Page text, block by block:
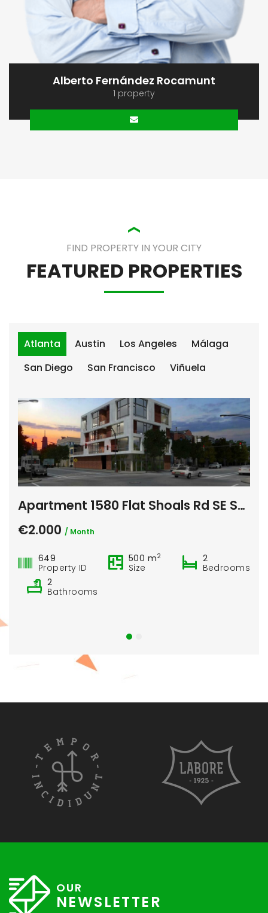
Alberto Fernández Rocamunt
1 property
FIND PROPERTY IN YOUR CITY
FEATURED PROPERTIES
Atlanta Austin Los Angeles
Málaga
San Diego
San Francisco Viñuela
Apartment 1580 Flat Shoals Rd SE Suite F Atlanta
€2.000 / Month
649
Property ID
500 m2
Size
2
Bedrooms
2
Bathrooms
OUR
NEWSLETTER